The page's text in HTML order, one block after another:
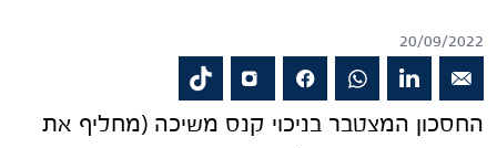
20/09/2022
החסכון המצטבר בניכוי קנס משיכה (מחליף את